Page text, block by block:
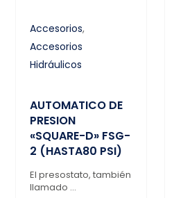
Accesorios,
Accesorios
Hidráulicos
AUTOMATICO DE
PRESION
«SQUARE-D» FSG-
2 (HASTA80 PSI)
El presostato, también
llamado ...